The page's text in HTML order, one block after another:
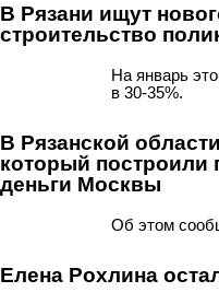
В Рязани ищут
строительство
На январь
в 30-35%.
В Рязанской
который построили
деньги Москвы
Об этом
Елена Рохлина